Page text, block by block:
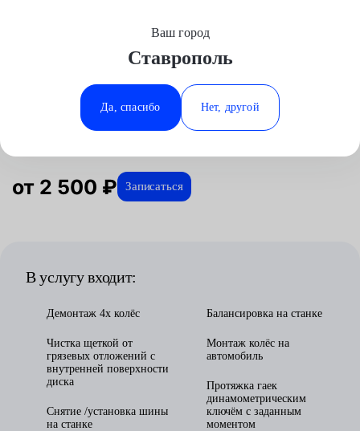
Минеральные Воды
Ростов-на-Дону
Ставрополь
Ваш город
Ставрополь
Да, спасибо Нет, другой
ОтзывыАвтосервис
Шиномонтажные работы
Шиномонтаж R19 в Ставрополе
от 2 500 ₽ Записаться
В услугу входит:
Демонтаж 4х колёс
Чистка щеткой от
грязевых отложений с
внутренней поверхности
диска
Снятие /установка шины
на станке
Балансировка на станке
Монтаж колёс на
автомобиль
Протяжка гаек
динамометрическим
ключём с заданным
моментом